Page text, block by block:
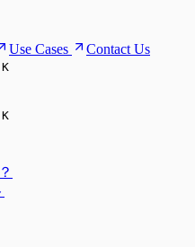
Use Cases Contact Us